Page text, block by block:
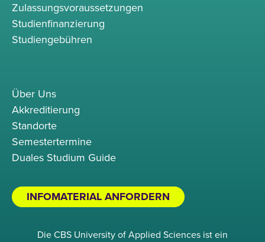
Zulassungsvoraussetzungen
Studienfinanzierung
Studiengebühren
Über Uns
Akkreditierung
Standorte
Semestertermine
Duales Studium Guide
INFOMATERIAL ANFORDERN
Die CBS University of Applied Sciences ist ein